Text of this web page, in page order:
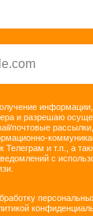
и разрешаю
почтовые
Телеграм и т.п., а
с